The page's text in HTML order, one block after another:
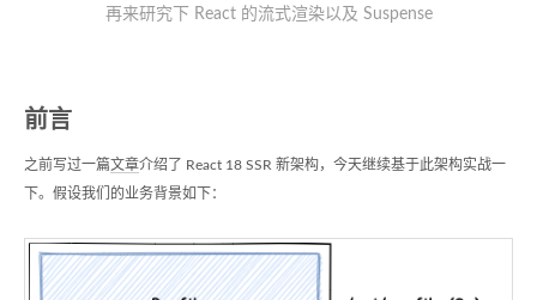
再来研究下 React 的流式渲染以及 Suspense
前言
之前写过一篇文章介绍了 React 18 SSR 新架构，今天继续基于此架构实战一
下。假设我们的业务背景如下：